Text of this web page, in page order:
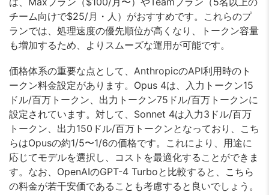
チーム向けで$25/月・人）がおすすめです。これらのプ
ランでは、処理速度の優先順位が高くなり、トークン容量
も増加するため、よりスムーズな運用が可能です。
価格体系の重要な点として、AnthropicのAPI利用時のト
ークン料金設定があります。Opus 4は、入力トークン15
ドル/百万トークン、出力トークン75ドル/百万トークンに
設定されています。対して、Sonnet 4は入力3ドル/百万
トークン、出力150ドル/百万トークンとなっており、こち
らはOpusの約1/5〜1/6の価格です。これにより、用途に
応じてモデルを選択し、コストを最適化することができま
す。なお、OpenAIのGPT-4 Turboと比較すると、こちら
の料金が若干安価であることも考慮すると良いでしょう。